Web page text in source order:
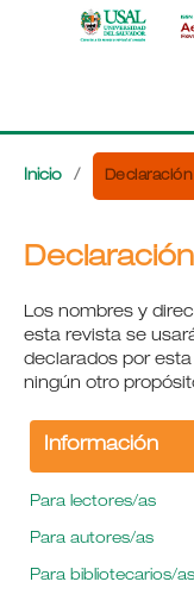
Inicio /
Los nombres y
esta revista se
declarados por
ningún otro
Información
Para lectores/as
Para autores/as
Para bibliotecarios/as